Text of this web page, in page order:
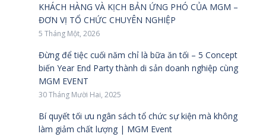
KHÁCH HÀNG VÀ KỊCH BẢN ỨNG PHÓ CỦA MGM –
ĐƠN VỊ TỔ CHỨC CHUYÊN NGHIỆP
5 Tháng Một, 2026
Đừng để tiệc cuối năm chỉ là bữa ăn tối – 5 Concept
biến Year End Party thành di sản doanh nghiệp cùng
MGM EVENT
30 Tháng Mười Hai, 2025
Bí quyết tối ưu ngân sách tổ chức sự kiện mà không
làm giảm chất lượng | MGM Event